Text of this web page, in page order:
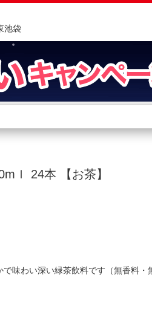
池袋
す
ｌ 24本 【お茶】
で味わい深い緑茶飲料です（無香料